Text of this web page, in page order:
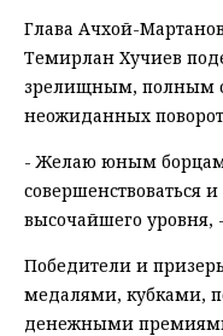
Глава Ачхой-
Темирлан Хучиев
зрелищным, полным
неожиданных
- Желаю юным борцам
совершенствоваться
высочайшего уровня,
Победители и
медалями, кубками,
денежными